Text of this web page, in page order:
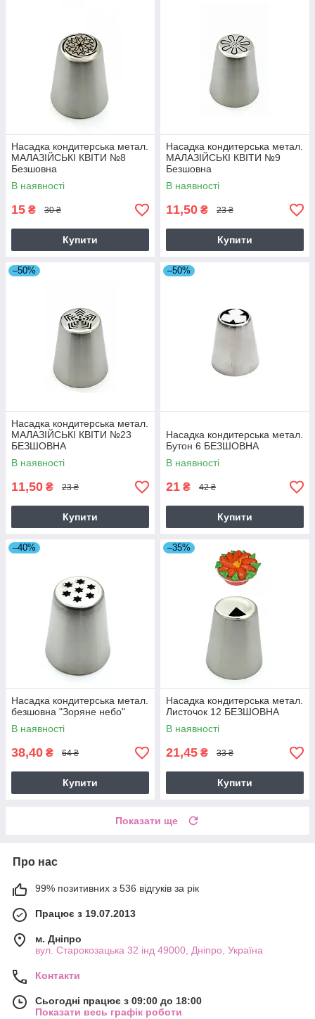
Насадка кондитерська метал.
МАЛАЗІЙСЬКІ КВІТИ №8
Безшовна
В наявності
15 ₴ 30 ₴
Купити
Насадка кондитерська метал.
МАЛАЗІЙСЬКІ КВІТИ №9
Безшовна
В наявності
11,50 ₴ 23 ₴
Купити
–50%
Насадка кондитерська метал.
МАЛАЗІЙСЬКІ КВІТИ №23
БЕЗШОВНА
В наявності
11,50 ₴ 23 ₴
Купити
–50%
Насадка кондитерська метал.
Бутон 6 БЕЗШОВНА
В наявності
21 ₴ 42 ₴
Купити
–40%
Насадка кондитерська метал.
безшовна "Зоряне небо"
В наявності
38,40 ₴ 64 ₴
Купити
–35%
Насадка кондитерська метал.
Листочок 12 БЕЗШОВНА
В наявності
21,45 ₴ 33 ₴
Купити
Показати ще
Про нас
99% позитивних з 536 відгуків за рік
Працює з 19.07.2013
м. Дніпро
вул. Старокозацька 32 інд 49000, Дніпро, Україна
Контакти
Сьогодні працює з 09:00 до 18:00
Показати весь графік роботи